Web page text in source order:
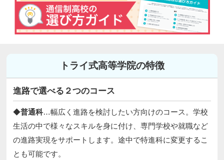
トライ式高等学院の特徴
進路で選べる２つのコース
◆普通科…幅広く進路を検討したい方向けのコース。学校
生活の中で様々なスキルを身に付け、専門学校や就職など
の進路実現をサポートします。途中で特進科に変更するこ
とも可能です。